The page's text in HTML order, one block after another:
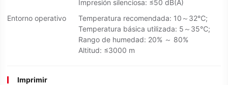
Impresión silenciosa: ≤50 dB(A)
Entorno operativo
Temperatura recomendada: 10～32℃;
Temperatura básica utilizada: 5～35℃;
Rango de humedad: 20% ～ 80%
Altitud: ≤3000 m
Imprimir